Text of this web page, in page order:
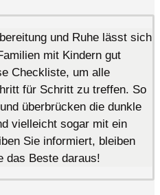
und Ruhe lässt sich
mit Kindern gut
Checkliste, um alle
für Schritt zu treffen. So
überbrücken die dunkle
vielleicht sogar mit ein
Sie informiert, bleiben
das Beste daraus!